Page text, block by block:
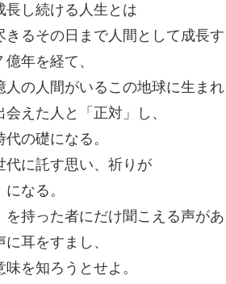
長し続ける人生とは
きるその日まで人間として成長
億年を経て、
人の人間がいるこの地球に生ま
会えた人と「正対」し、
代の礎になる。
代に託す思い、祈りが
になる。
を持った者にだけ聞こえる声が
に耳をすまし、
味を知ろうとせよ。